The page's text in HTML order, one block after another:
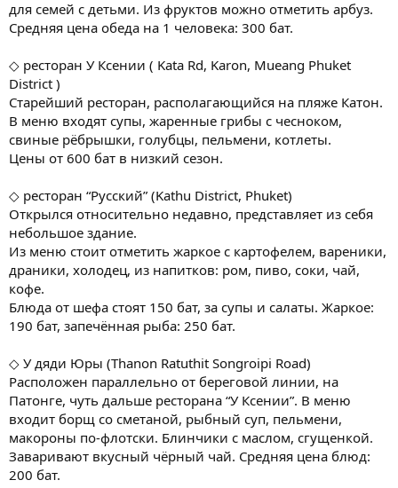
для семей с детьми. Из фруктов можно отметить арбуз.
Средняя цена обеда на 1 человека: 300 бат.
◇ ресторан У Ксении ( Kata Rd, Karon, Mueang Phuket
District )
Старейший ресторан, располагающийся на пляже Катон.
В меню входят супы, жаренные грибы с чесноком,
свиные рёбрышки, голубцы, пельмени, котлеты.
Цены от 600 бат в низкий сезон.
◇ ресторан “Русский” (Kathu District, Phuket)
Открылся относительно недавно, представляет из себя
небольшое здание.
Из меню стоит отметить жаркое с картофелем, вареники,
драники, холодец, из напитков: ром, пиво, соки, чай,
кофе.
Блюда от шефа стоят 150 бат, за супы и салаты. Жаркое:
190 бат, запечённая рыба: 250 бат.
◇ У дяди Юры (Thanon Ratuthit Songroipi Road)
Расположен параллельно от береговой линии, на
Патонге, чуть дальше ресторана “У Ксении”. В меню
входит борщ со сметаной, рыбный суп, пельмени,
макороны по-флотски. Блинчики с маслом, сгущенкой.
Заваривают вкусный чёрный чай. Средняя цена блюд:
200 бат.